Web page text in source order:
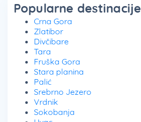
Popularne destinacije
Crna Gora
Zlatibor
Divčibare
Tara
Fruška Gora
Stara planina
Palić
Srebrno Jezero
Vrdnik
Sokobanja